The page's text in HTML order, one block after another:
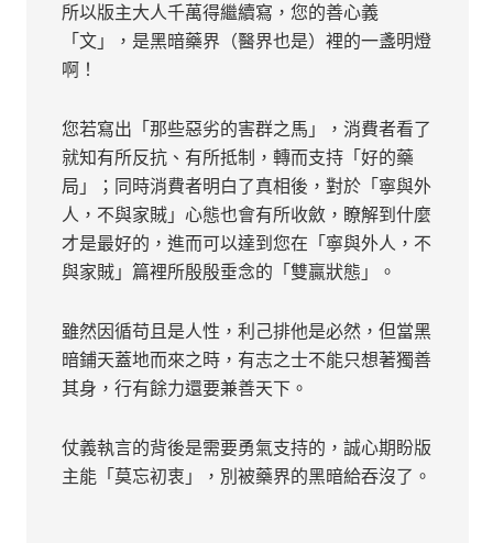
所以版主大人千萬得繼續寫，您的善心義
「文」，是黑暗藥界（醫界也是）裡的一盞明燈
啊！
您若寫出「那些惡劣的害群之馬」，消費者看了
就知有所反抗、有所抵制，轉而支持「好的藥
局」；同時消費者明白了真相後，對於「寧與外
人，不與家賊」心態也會有所收斂，瞭解到什麼
才是最好的，進而可以達到您在「寧與外人，不
與家賊」篇裡所殷殷垂念的「雙贏狀態」。
雖然因循苟且是人性，利己排他是必然，但當黑
暗鋪天蓋地而來之時，有志之士不能只想著獨善
其身，行有餘力還要兼善天下。
仗義執言的背後是需要勇氣支持的，誠心期盼版
主能「莫忘初衷」，別被藥界的黑暗給吞沒了。